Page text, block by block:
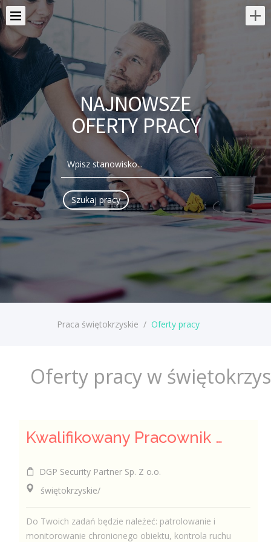
NAJNOWSZE
OFERTY PRACY
Praca świętokrzyskie / Oferty pracy
Oferty pracy w
Kwalifikowany Pracownik / Kwalifikowana Pracowniczka Ochrony
DGP Security Partner Sp. Z o.o.
świętokrzyskie/
Do Twoich zadań będzie należeć: patrolowanie i
monitorowanie chronionego obiektu, kontrola ruchu